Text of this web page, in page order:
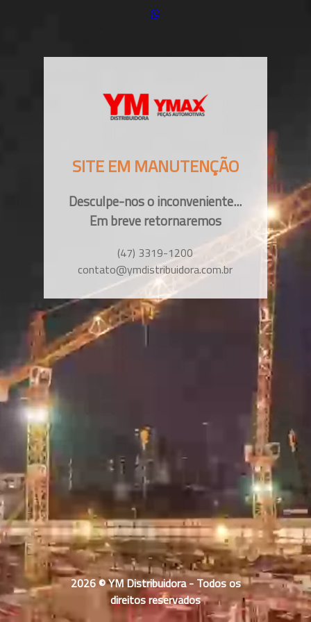
SITE EM MANUTENÇÃO
Desculpe-nos o inconveniente...
Em breve retornaremos
(47) 3319-1200
contato@ymdistribuidora.com.br
2026 © YM Distribuidora - Todos os
direitos reservados